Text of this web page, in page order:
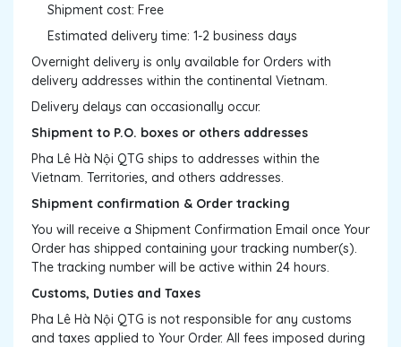
Shipment cost: Free
Estimated delivery time: 1-2 business days
Overnight delivery is only available for Orders with
delivery addresses within the continental Vietnam.
Delivery delays can occasionally occur.
Shipment to P.O. boxes or others addresses
Pha Lê Hà Nội QTG ships to addresses within the
Vietnam. Territories, and others addresses.
Shipment confirmation & Order tracking
You will receive a Shipment Confirmation Email once Your
Order has shipped containing your tracking number(s).
The tracking number will be active within 24 hours.
Customs, Duties and Taxes
Pha Lê Hà Nội QTG is not responsible for any customs
and taxes applied to Your Order. All fees imposed during